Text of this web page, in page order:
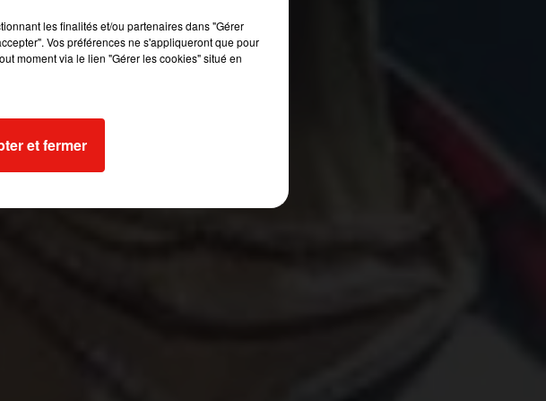
les finalités et/ou partenaires dans "Gérer
Vos préférences ne s'appliqueront que pour
moment via le lien "Gérer les cookies" situé en
et fermer